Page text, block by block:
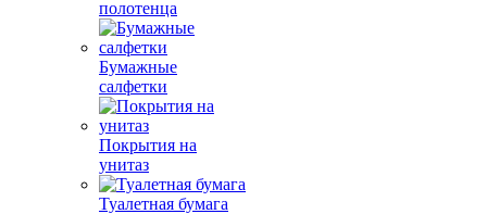
полотенца
Бумажные
салфетки
Покрытия на
унитаз
Туалетная бумага